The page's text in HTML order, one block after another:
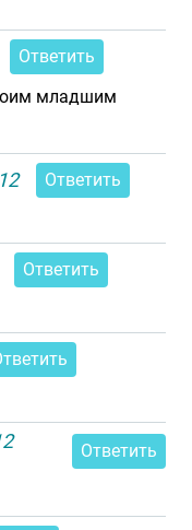
Ответить
младшим
Ответить
Ответить
Ответить